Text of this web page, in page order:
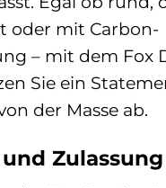
oder mit Carbon-
– mit dem Fox
Sie ein
der Masse ab.
Zulassung